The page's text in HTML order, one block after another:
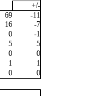
+/-
69
-11
16
-7
0
-1
5
5
0
0
1
1
0
0